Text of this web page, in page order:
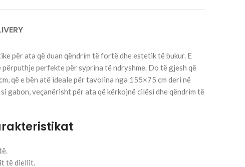
për ata që duan qëndrim të fortë dhe estetik të bukur. E
perfekte për syprina të ndryshme. Do të gjesh që
që e bën atë ideale për tavolina nga 155×75 cm deri në
gabon, veçanërisht për ata që kërkojnë cilësi dhe qëndrim të
të diellit.